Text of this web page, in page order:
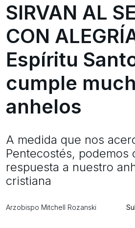
SIRVAN AL
CON
Espíritu
cumple
anhelos
A medida que nos
Pentecostés, podemos
respuesta a nuestro
cristiana
Arzobispo Mitchell Rozanski